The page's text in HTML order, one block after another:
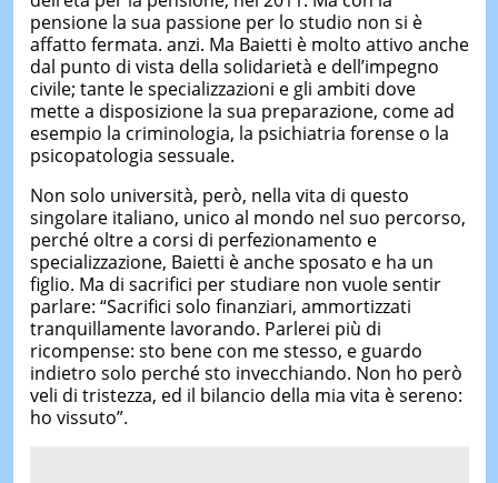
pensione la sua passione per lo studio non si è
affatto fermata. anzi. Ma Baietti è molto attivo anche
dal punto di vista della solidarietà e dell’impegno
civile; tante le specializzazioni e gli ambiti dove
mette a disposizione la sua preparazione, come ad
esempio la criminologia, la psichiatria forense o la
psicopatologia sessuale.
Non solo università, però, nella vita di questo
singolare italiano, unico al mondo nel suo percorso,
perché oltre a corsi di perfezionamento e
specializzazione, Baietti è anche sposato e ha un
figlio. Ma di sacrifici per studiare non vuole sentir
parlare: “Sacrifici solo finanziari, ammortizzati
tranquillamente lavorando. Parlerei più di
ricompense: sto bene con me stesso, e guardo
indietro solo perché sto invecchiando. Non ho però
veli di tristezza, ed il bilancio della mia vita è sereno:
ho vissuto”.